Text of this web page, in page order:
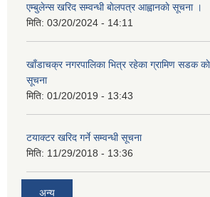
एम्बुलेन्स खरिद सम्वन्धी बाेलपत्र आह्वानकाे सूचना ।
मिति: 03/20/2024 - 14:11
खाँडाचक्र नगरपालिका भित्र रहेका ग्रामिण सडक
सूचना
मिति: 01/20/2019 - 13:43
टयाक्टर खरिद गर्ने सम्वन्धी सूचना
मिति: 11/29/2018 - 13:36
अन्य